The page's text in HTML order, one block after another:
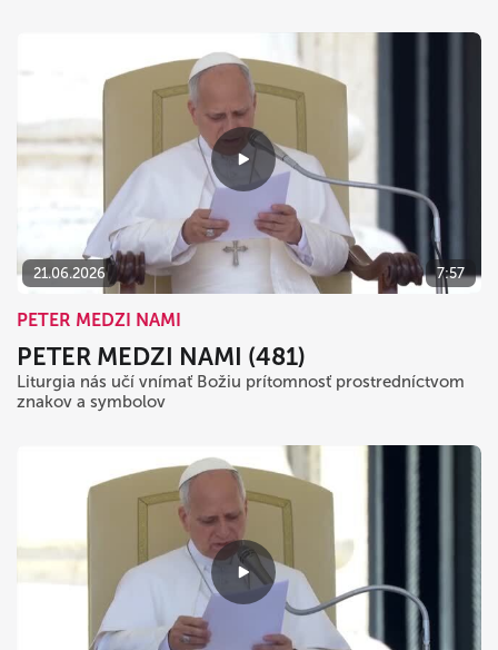
21.06.2026 7:57
PETER MEDZI NAMI
PETER MEDZI NAMI (481)
Liturgia nás učí vnímať Božiu prítomnosť prostredníctvom
znakov a symbolov